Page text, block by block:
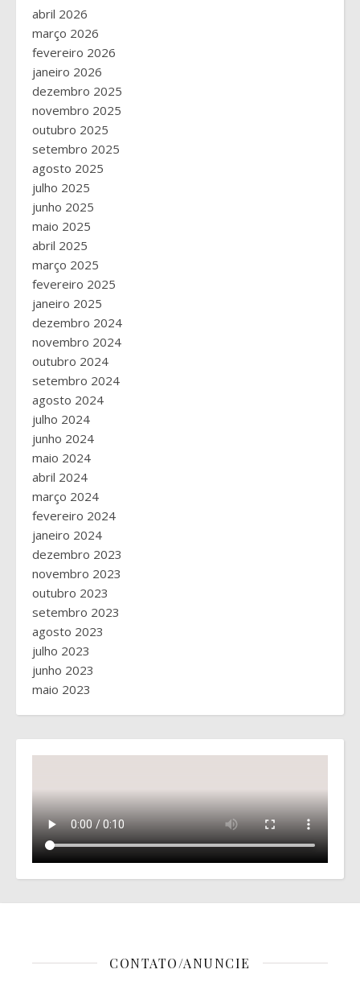
abril 2026
março 2026
fevereiro 2026
janeiro 2026
dezembro 2025
novembro 2025
outubro 2025
setembro 2025
agosto 2025
julho 2025
junho 2025
maio 2025
abril 2025
março 2025
fevereiro 2025
janeiro 2025
dezembro 2024
novembro 2024
outubro 2024
setembro 2024
agosto 2024
julho 2024
junho 2024
maio 2024
abril 2024
março 2024
fevereiro 2024
janeiro 2024
dezembro 2023
novembro 2023
outubro 2023
setembro 2023
agosto 2023
julho 2023
junho 2023
maio 2023
CONTATO/ANUNCIE